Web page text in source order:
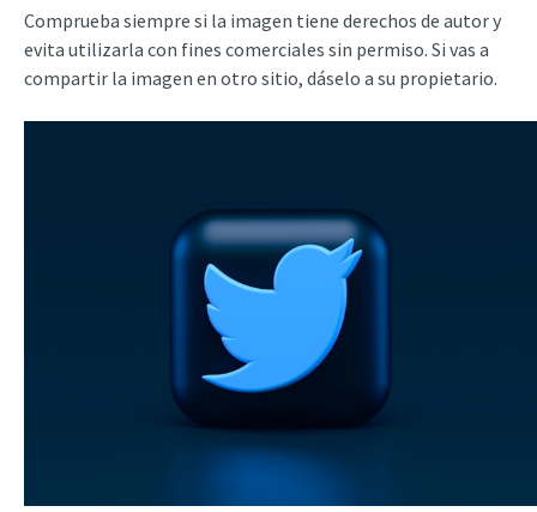
Comprueba siempre si la imagen tiene derechos de autor y
evita utilizarla con fines comerciales sin permiso. Si vas a
compartir la imagen en otro sitio, dáselo a su propietario.